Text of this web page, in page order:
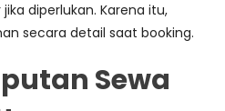
diperlukan. Karena itu,
secara detail saat booking.
Sewa